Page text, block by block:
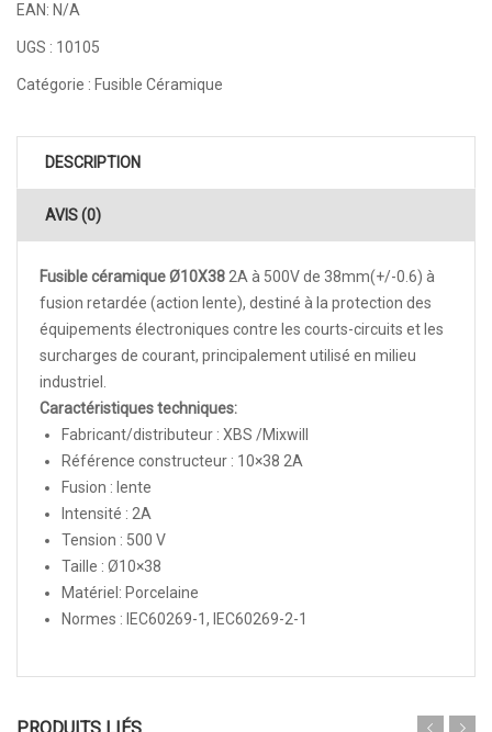
EAN: N/A
UGS : 10105
Catégorie : Fusible Céramique
DESCRIPTION
AVIS (0)
Fusible céramique Ø10X382A à 500V de 38mm(+/-0.6) à
fusion retardée (action lente), destiné à la protection des
équipements électroniques contre les courts-circuits et les
surcharges de courant, principalement utilisé en milieu
industriel.
Caractéristiques techniques:
Fabricant/distributeur : XBS /Mixwill
Référence constructeur : 10×38 2A
Fusion : lente
Intensité : 2A
Tension : 500 V
Taille : Ø10×38
Matériel: Porcelaine
Normes : IEC60269-1, IEC60269-2-1